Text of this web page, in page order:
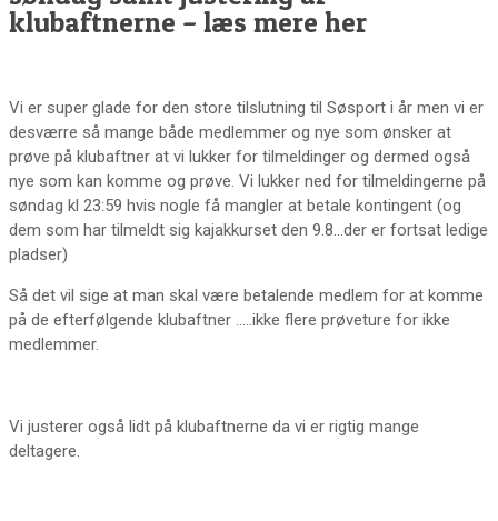
klubaftnerne – læs mere her
Vi er super glade for den store tilslutning til Søsport i år men vi er
desværre så mange både medlemmer og nye som ønsker at
prøve på klubaftner at vi lukker for tilmeldinger og dermed også
nye som kan komme og prøve. Vi lukker ned for tilmeldingerne på
søndag kl 23:59 hvis nogle få mangler at betale kontingent (og
dem som har tilmeldt sig kajakkurset den 9.8…der er fortsat ledige
pladser)
Så det vil sige at man skal være betalende medlem for at komme
på de efterfølgende klubaftner …..ikke flere prøveture for ikke
medlemmer.
Vi justerer også lidt på klubaftnerne da vi er rigtig mange
deltagere.